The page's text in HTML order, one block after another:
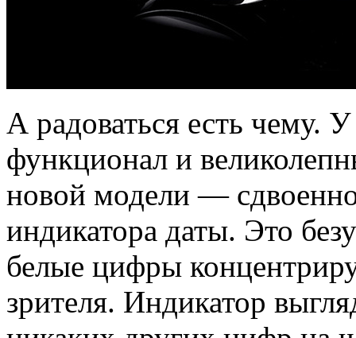
А радоваться есть чему.
функционал и
новой модели —
индикатора даты. Это
белые цифры
зрителя. Индикатор